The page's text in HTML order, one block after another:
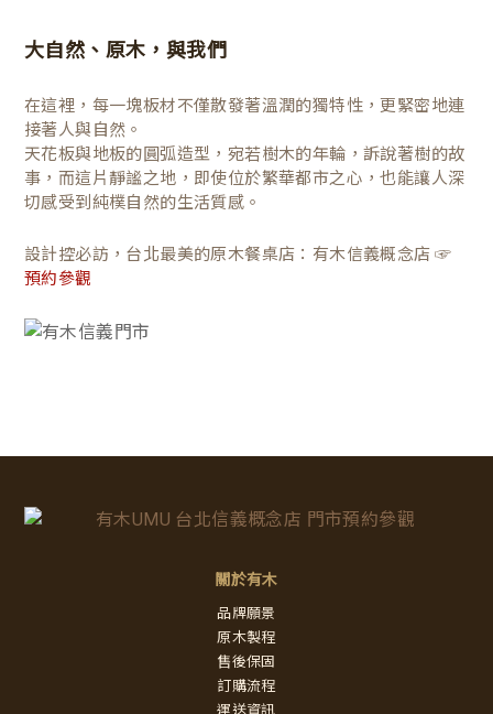
大自然、原木，與我們
在這裡，每一塊板材不僅散發著溫潤的獨特性，更緊密地連
接著人與自然。
天花板與地板的圓弧造型，宛若樹木的年輪，訴說著樹的故
事，而這片靜謐之地，即使位於繁華都市之心，也能讓人深
切感受到純樸自然的生活質感。
設計控必訪，台北最美的原木餐桌店：有木信義概念店 ☞
預約參觀
關於有木
品牌願景
原木製程
售後保固
訂購流程
運送資訊